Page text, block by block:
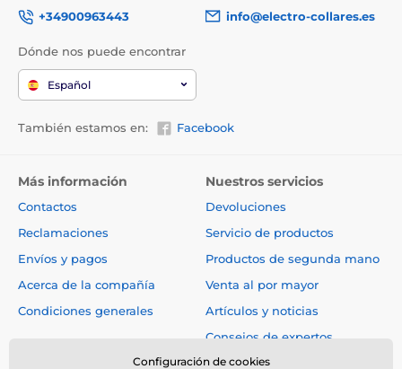
+34900963443
info@electro-collares.es
Dónde nos puede encontrar
Español
También estamos en: Facebook
Más información
Contactos
Reclamaciones
Envíos y pagos
Acerca de la compañía
Condiciones generales
Nuestros servicios
Devoluciones
Servicio de productos
Productos de segunda mano
Venta al por mayor
Artículos y noticias
Consejos de expertos
Configuración de cookies